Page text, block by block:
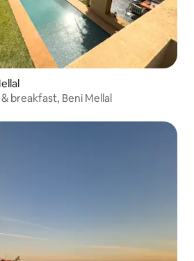
breakfast, Beni Mellal